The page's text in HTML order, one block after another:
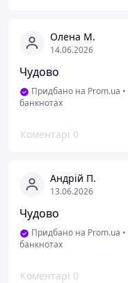
Олена М.
14.06.2026
Чудово
Придбано на Prom.ua •
банкнотах
Коментарі 0
Андрій П.
13.06.2026
Чудово
Придбано на Prom.ua •
банкнотах
Коментарі 0